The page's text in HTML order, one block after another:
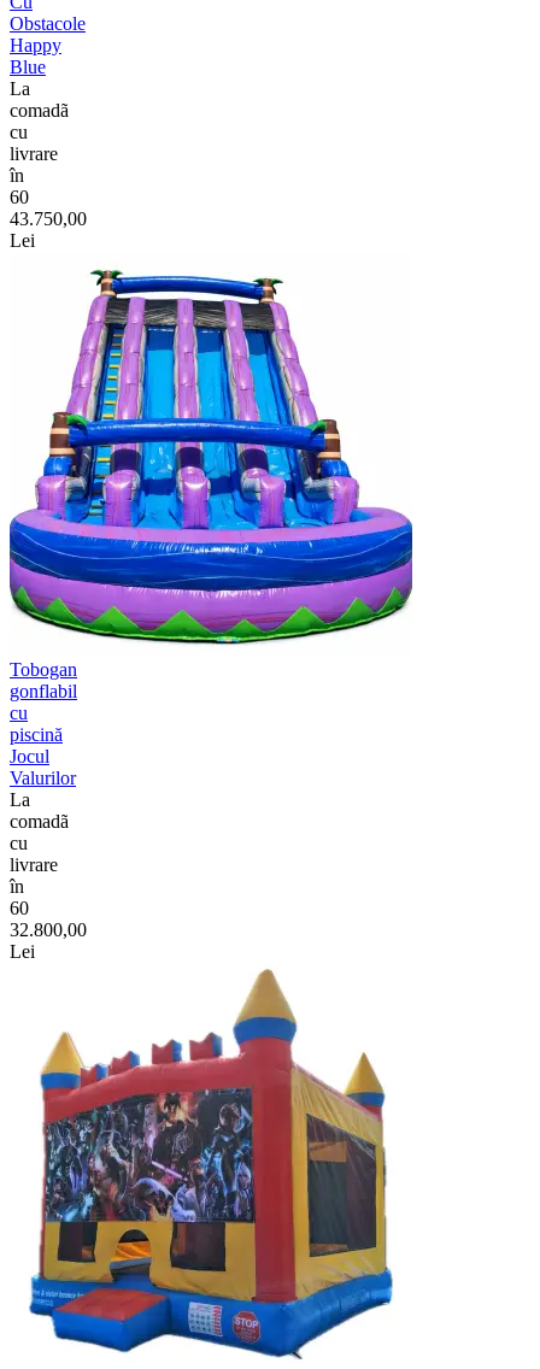
Obstacole
Happy
Blue
La
comadã
cu
livrare
în
60
43.750,00
Lei
Tobogan
gonflabil
cu
piscină
Jocul
Valurilor
La
comadã
cu
livrare
în
60
32.800,00
Lei